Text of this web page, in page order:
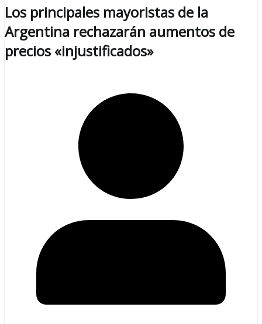
Los principales mayoristas de la
Argentina rechazarán aumentos de
precios «injustificados»